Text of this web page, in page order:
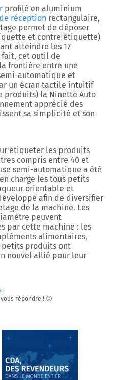
profilé en aluminium
réception rectangulaire,
permet de déposer
et contre étiquette)
atteindre les 17
cet outil de
frontière entre une
automatique et
un écran tactile intuitif
produits) la Ninette Auto
apprécié des
sa simplicité et son
étiqueter les produits
compris entre 40 et
semi-automatique a été
charge les tous petits
orientable et
afin de diversifier
de la machine. Les
peuvent
par cette machine : les
alimentaires,
petits produits ont
nouvel allié pour leur
!
répondre ! 🙂